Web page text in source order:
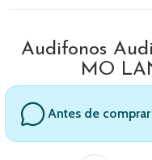
Audifonos
MO
Antes de